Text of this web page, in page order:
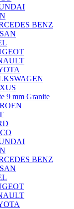
BENZ
9 mm Granite
BENZ